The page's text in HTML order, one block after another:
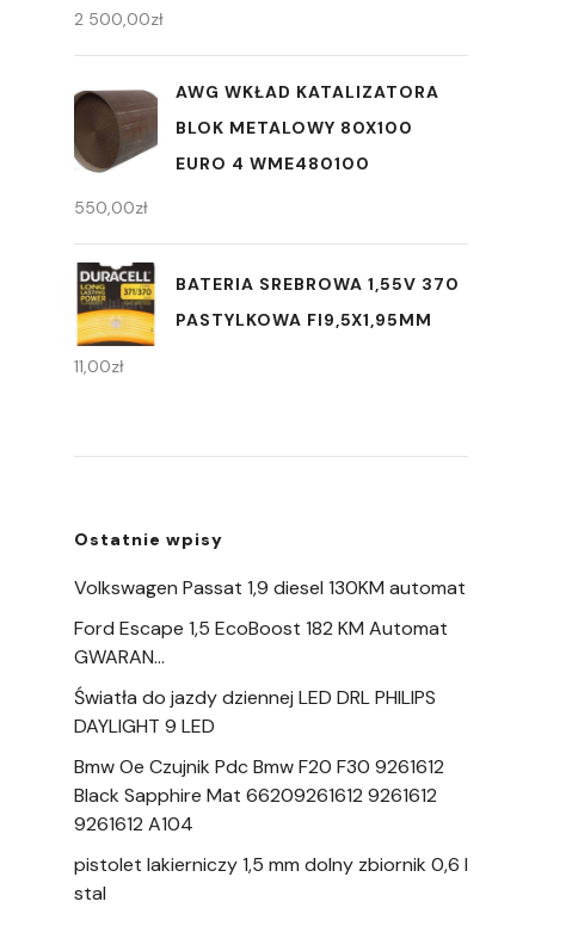
2 500,00zł
AWG WKŁAD KATALIZATORA
BLOK METALOWY 80X100
EURO 4 WME480100
550,00zł
BATERIA SREBROWA 1,55V 370
PASTYLKOWA FI9,5X1,95MM
11,00zł
Ostatnie wpisy
Volkswagen Passat 1,9 diesel 130KM automat
Ford Escape 1,5 EcoBoost 182 KM Automat
GWARAN…
Światła do jazdy dziennej LED DRL PHILIPS
DAYLIGHT 9 LED
Bmw Oe Czujnik Pdc Bmw F20 F30 9261612
Black Sapphire Mat 66209261612 9261612
9261612 A104
pistolet lakierniczy 1,5 mm dolny zbiornik 0,6 l
stal